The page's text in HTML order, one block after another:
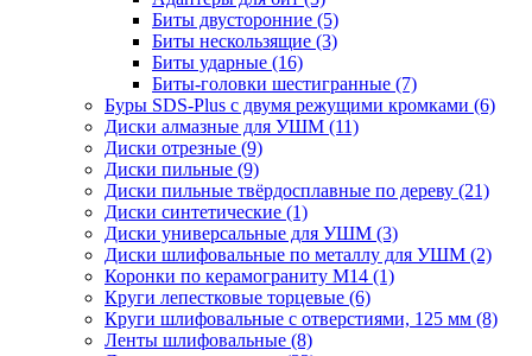
Биты двусторонние (5)
Биты нескользящие (3)
Биты ударные (16)
Биты-головки шестигранные (7)
Буры SDS-Plus c двумя режущими кромками (6)
Диски алмазные для УШМ (11)
Диски отрезные (9)
Диски пильные (9)
Диски пильные твёрдосплавные по дереву (21)
Диски синтетические (1)
Диски универсальные для УШМ (3)
Диски шлифовальные по металлу для УШМ (2)
Коронки по керамограниту M14 (1)
Круги лепестковые торцевые (6)
Круги шлифовальные с отверстиями, 125 мм (8)
Ленты шлифовальные (8)